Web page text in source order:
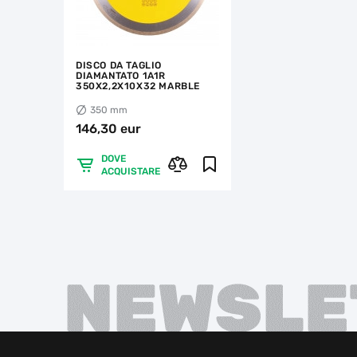
DISCO DA TAGLIO
DIAMANTATO 1A1R
350X2,2X10X32 MARBLE
350 mm
146,30 eur
DOVE
ACQUISTARE